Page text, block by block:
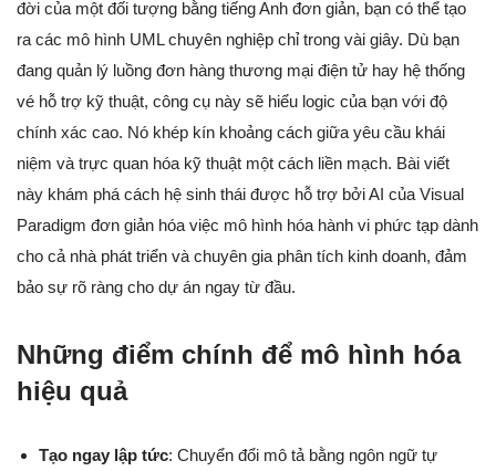
đời của một đối tượng bằng tiếng Anh đơn giản, bạn có thể tạo
ra các mô hình UML chuyên nghiệp chỉ trong vài giây. Dù bạn
đang quản lý luồng đơn hàng thương mại điện tử hay hệ thống
vé hỗ trợ kỹ thuật, công cụ này sẽ hiểu logic của bạn với độ
chính xác cao. Nó khép kín khoảng cách giữa yêu cầu khái
niệm và trực quan hóa kỹ thuật một cách liền mạch. Bài viết
này khám phá cách hệ sinh thái được hỗ trợ bởi AI của Visual
Paradigm đơn giản hóa việc mô hình hóa hành vi phức tạp dành
cho cả nhà phát triển và chuyên gia phân tích kinh doanh, đảm
bảo sự rõ ràng cho dự án ngay từ đầu.
Những điểm chính để mô hình hóa
hiệu quả
Tạo ngay lập tức: Chuyển đổi mô tả bằng ngôn ngữ tự